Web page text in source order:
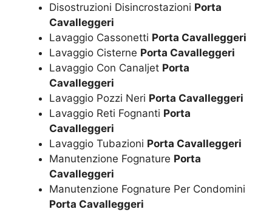
Disostruzioni Disincrostazioni Porta
Cavalleggeri
Lavaggio Cassonetti Porta Cavalleggeri
Lavaggio Cisterne Porta Cavalleggeri
Lavaggio Con Canaljet Porta
Cavalleggeri
Lavaggio Pozzi Neri Porta Cavalleggeri
Lavaggio Reti Fognanti Porta
Cavalleggeri
Lavaggio Tubazioni Porta Cavalleggeri
Manutenzione Fognature Porta
Cavalleggeri
Manutenzione Fognature Per Condomini
Porta Cavalleggeri